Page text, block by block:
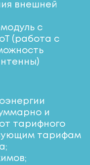
внешней
с
(работа с
и
тарифного
тарифам